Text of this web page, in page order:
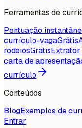
Ferramentas de
Pontuação
currículo-vagaGrátis
rodeiosGrátis
carta de
currículo
Conteúdos
BlogExemplos de
Entrar